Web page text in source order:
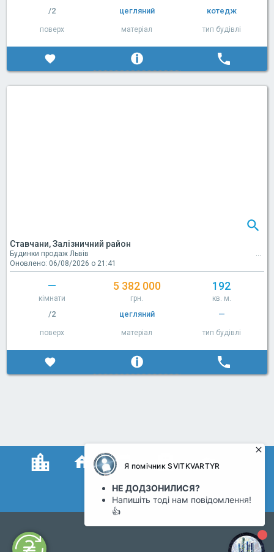
/2
поверх
цегляний
матеріал
котедж
тип будівлі
Ставчани, Залізничний район
Будинки продаж Львів
Оновлено: 06/08/2026 о 21:41
—
кімнати
5 382 000
грн.
192
кв. м.
/2
поверх
цегляний
матеріал
—
тип будівлі